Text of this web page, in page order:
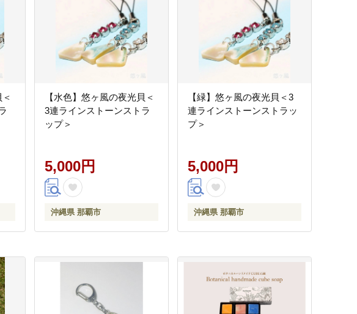
【水色】悠ヶ風の夜光貝＜
3連ラインストーンストラ
ップ＞
5,000円
沖縄県 那覇市
【緑】悠ヶ風の夜光貝＜3
連ラインストーンストラッ
プ＞
5,000円
沖縄県 那覇市